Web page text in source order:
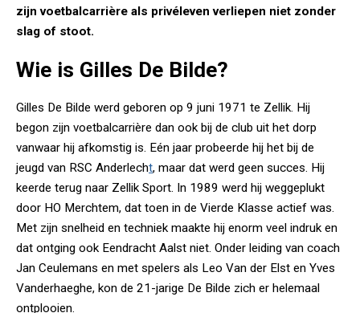
zijn voetbalcarrière als privéleven verliepen niet zonder
slag of stoot.
Wie is Gilles De Bilde?
Gilles De Bilde werd geboren op 9 juni 1971 te Zellik. Hij
begon zijn voetbalcarrière dan ook bij de club uit het dorp
vanwaar hij afkomstig is. Eén jaar probeerde hij het bij de
jeugd van RSC Anderlecht, maar dat werd geen succes. Hij
keerde terug naar Zellik Sport. In 1989 werd hij weggeplukt
door HO Merchtem, dat toen in de Vierde Klasse actief was.
Met zijn snelheid en techniek maakte hij enorm veel indruk en
dat ontging ook Eendracht Aalst niet. Onder leiding van coach
Jan Ceulemans en met spelers als Leo Van der Elst en Yves
Vanderhaeghe, kon de 21-jarige De Bilde zich er helemaal
ontplooien.